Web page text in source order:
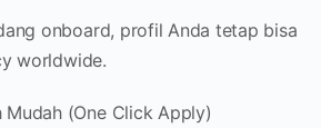
onboard, profil Anda tetap bisa
worldwide.
Mudah (One Click Apply)